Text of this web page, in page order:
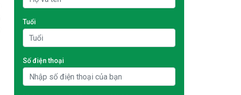
Tuổi
Số điện thoại